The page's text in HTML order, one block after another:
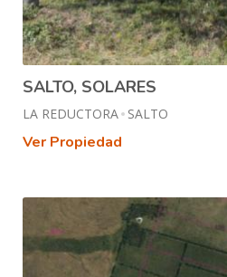
SALTO, SOLARES
LA REDUCTORA SALTO
Ver Propiedad